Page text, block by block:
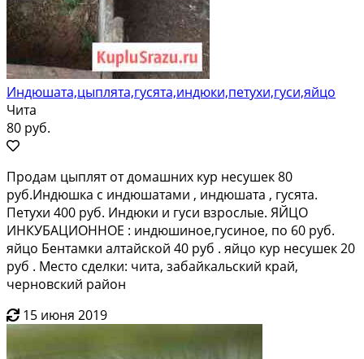
Индюшата,цыплята,гусята,индюки,петухи,гуси,яйцо
Чита
80 руб.
Продам цыплят от домашних кур несушек 80
руб.Индюшка с индюшатами , индюшата , гусята.
Петухи 400 руб. Индюки и гуси взрослые. ЯЙЦО
ИНКУБАЦИОННОЕ : индюшиное,гусиное, по 60 руб.
яйцо Бентамки алтайской 40 руб . яйцо кур несушек 20
руб . Место сделки: чита, забайкальский край,
черновский район
15 июня 2019